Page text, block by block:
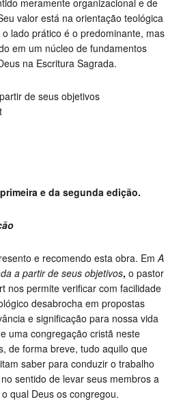
meramente organizacional e de
valor está na orientação teológica
lado prático é o predominante, mas
em um núcleo de fundamentos
na Escritura Sagrada.
de seus objetivos
e da segunda edição.
e recomendo esta obra. EmA
a partir de seus objetivos, o pastor
nos permite verificar com facilidade
desabrocha em propostas
e significação para nossa vida
uma congregação cristã neste
de forma breve, tudo aquilo que
saber para conduzir o trabalho
sentido de levar seus membros a
qual Deus os congregou.